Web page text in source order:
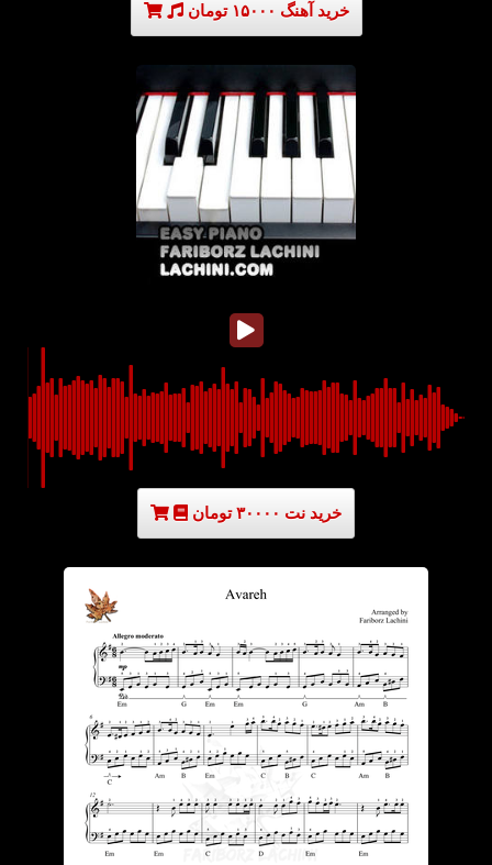
خرید آهنگ ۱۵۰۰۰ تومان
خرید نت ۳۰۰۰۰ تومان